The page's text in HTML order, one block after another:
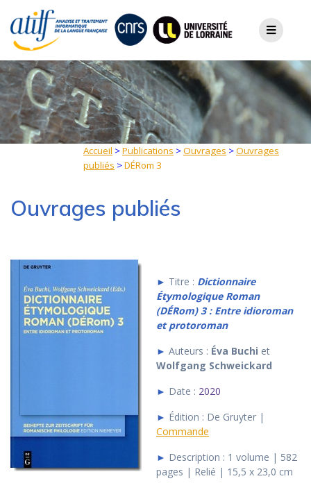
content
Accueil >Publications >Ouvrages >Ouvrages
publiés >DÉRom 3
Ouvrages publiés
► Titre : Dictionnaire
Étymologique Roman
(DÉRom) 3 : Entre idioroman
et protoroman
► Auteurs : Éva Buchi et
Wolfgang Schweickard
► Date : 2020
► Édition : De Gruyter |
Commande
► Description : 1 volume | 582
pages | Relié | 15,5 x 23,0 cm